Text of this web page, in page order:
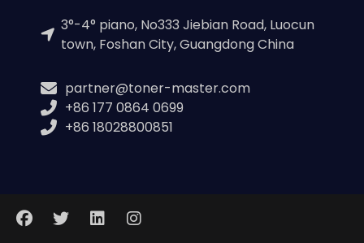
3°-4° piano, No333 Jiebian Road, Luocun
town, Foshan City, Guangdong China
partner@toner-master.com
+86 177 0864 0699
+86 18028800851